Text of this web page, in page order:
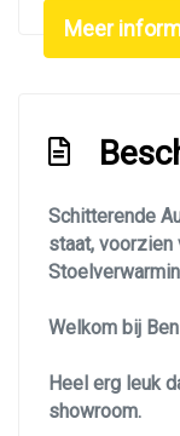
Elektrisch
Glazen
Led
Metaalkleur
Mistlampen
Meer
Schitterende
staat, voorzien
Welkom bij
Heel erg leuk
showroom.